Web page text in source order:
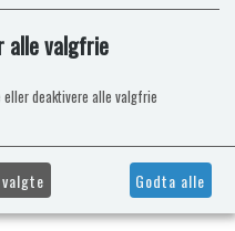
alle valgfrie
deaktivere alle valgfrie
Godta alle